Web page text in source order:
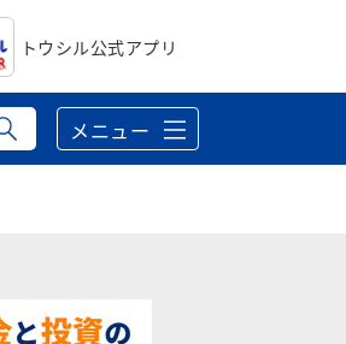
トウシル公式アプリ
メニュー